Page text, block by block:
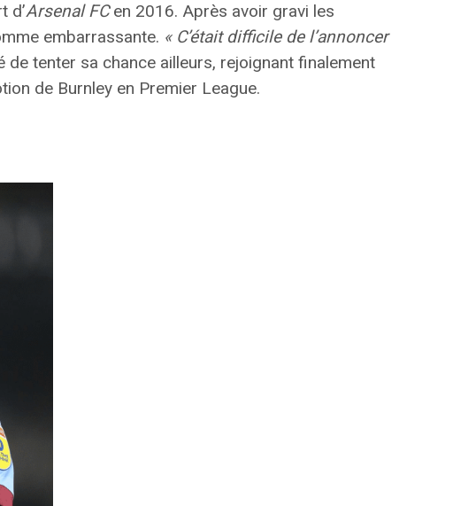
d’Arsenal FCen 2016. Après avoir gravi les
embarrassante. « C’était difficile de l’annoncer
tenter sa chance ailleurs, rejoignant finalement
de Burnley en Premier League.